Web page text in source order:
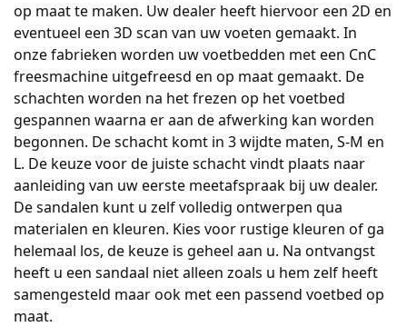
op maat te maken. Uw dealer heeft hiervoor een 2D en
eventueel een 3D scan van uw voeten gemaakt. In
onze fabrieken worden uw voetbedden met een CnC
freesmachine uitgefreesd en op maat gemaakt. De
schachten worden na het frezen op het voetbed
gespannen waarna er aan de afwerking kan worden
begonnen. De schacht komt in 3 wijdte maten, S-M en
L. De keuze voor de juiste schacht vindt plaats naar
aanleiding van uw eerste meetafspraak bij uw dealer.
De sandalen kunt u zelf volledig ontwerpen qua
materialen en kleuren. Kies voor rustige kleuren of ga
helemaal los, de keuze is geheel aan u. Na ontvangst
heeft u een sandaal niet alleen zoals u hem zelf heeft
samengesteld maar ook met een passend voetbed op
maat.